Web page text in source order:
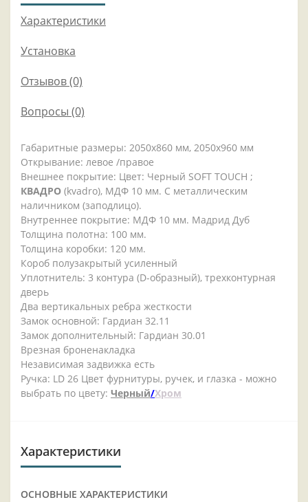
Характеристики
Установка
Отзывов (0)
Вопросы (0)
Габаритные размеры: 2050x860 мм, 2050x960 мм
Открывание: левое /правое
Внешнее покрытие: Цвет: Черный SOFT TOUCH ;
КВАДРО (kvadro), МДФ 10 мм. С металлическим
наличником (заподлицо).
Внутреннее покрытие: МДФ 10 мм. Мадрид Дуб
Толщина полотна: 100 мм.
Толщина коробки: 120 мм.
Короб полузакрытый усиленный
Уплотнитель: 3 контура (D-образный), трехконтурная
дверь
Два вертикальных ребра жесткости
Замок основной: Гардиан 32.11
Замок дополнительный: Гардиан 30.01
Врезная броненакладка
Независимая задвижка есть
Ручка: LD 26 Цвет фурнитуры, ручек, и глазка - можно
выбрать по цвету: Черный/Хром
Характеристики
ОСНОВНЫЕ ХАРАКТЕРИСТИКИ